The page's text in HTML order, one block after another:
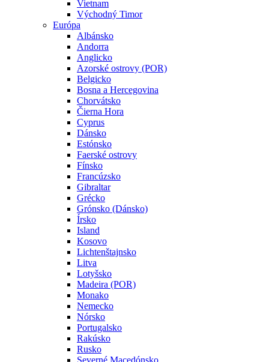
Vietnam
Východný Timor
Európa
Albánsko
Andorra
Anglicko
Azorské ostrovy (POR)
Belgicko
Bosna a Hercegovina
Chorvátsko
Čierna Hora
Cyprus
Dánsko
Estónsko
Faerské ostrovy
Fínsko
Francúzsko
Gibraltar
Grécko
Grónsko (Dánsko)
Írsko
Island
Kosovo
Lichtenštajnsko
Litva
Lotyšsko
Madeira (POR)
Monako
Nemecko
Nórsko
Portugalsko
Rakúsko
Rusko
Severné Macedónsko